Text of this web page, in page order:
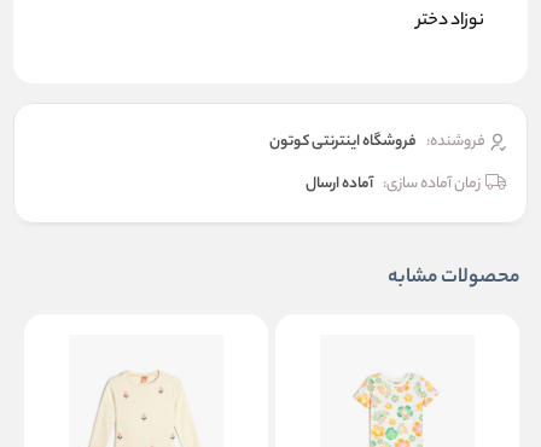
نوزاد دختر
فروشنده: فروشگاه اینترنتی کوتون
زمان آماده سازی: آماده ارسال
محصولات مشابه